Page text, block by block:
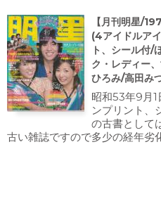
【月刊明星/
(4アイドルア
ト、シール付/
ク・レディー
ひろみ/高田み
昭和53年9月1
ンプリント、
の古書として
古い雑誌ですので多少の経年劣